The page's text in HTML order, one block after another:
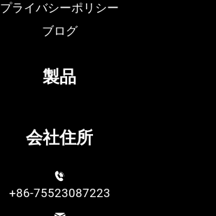
プライバシーポリシー
ブログ
製品
会社住所
+86-75523087223